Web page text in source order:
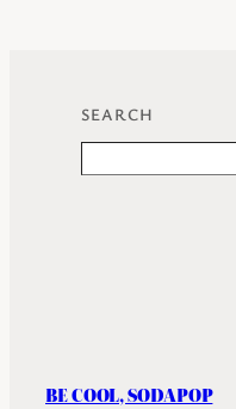
SEARCH
BE COOL, SODAPOP